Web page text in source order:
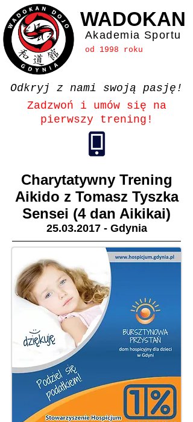
WADOKAN
Akademia Sportu
od 1998 roku
Odkryj z nami swoją pasję!
Zadzwoń i umów się na
pierwszy trening!
Charytatywny Trening
Aikido z Tomasz Tyszka
Sensei (4 dan Aikikai)
25.03.2017- Gdynia